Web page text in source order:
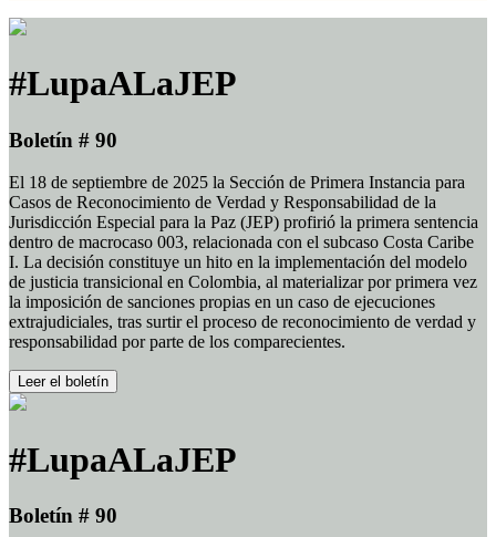
#LupaALaJEP
Boletín # 90
El 18 de septiembre de 2025 la Sección de Primera Instancia para
Casos de Reconocimiento de Verdad y Responsabilidad de la
Jurisdicción Especial para la Paz (JEP) profirió la primera sentencia
dentro de macrocaso 003, relacionada con el subcaso Costa Caribe
I. La decisión constituye un hito en la implementación del modelo
de justicia transicional en Colombia, al materializar por primera vez
la imposición de sanciones propias en un caso de ejecuciones
extrajudiciales, tras surtir el proceso de reconocimiento de verdad y
responsabilidad por parte de los comparecientes.
Leer el boletín
#LupaALaJEP
Boletín # 90